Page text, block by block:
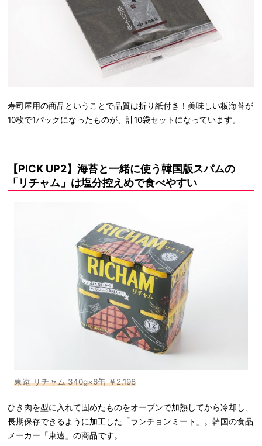
寿司屋用の商品ということで品質は折り紙付き！美味しい板海苔が
10枚で1パックになったものが、計10袋セットになっています。
【PICK UP2】海苔と一緒に使う韓国版スパムの
「リチャム」は塩分控えめで食べやすい
東遠 リチャム 340g×6缶 ￥2,198
ひき肉を型に入れて固めたものをオーブンで加熱してから冷却し、
長期保存できるように加工した「ランチョンミート」。韓国の食品
メーカー「東遠」の商品です。